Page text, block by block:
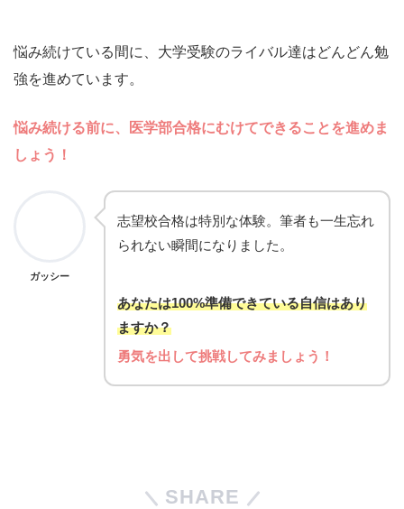
悩み続けている間に、大学受験のライバル達はどんどん勉
強を進めています。
悩み続ける前に、医学部合格にむけてできることを進めま
しょう ！
ガッシー
志望校合格は特別な体験。筆者も一生忘れ
られない瞬間になりました。
あなたは100%準備できている自信はあり
ますか？
勇気を出して挑戦してみましょう！
SHARE